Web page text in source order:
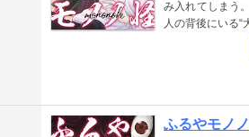
み入れてしまう
人の背後にいる
ふるやモノ